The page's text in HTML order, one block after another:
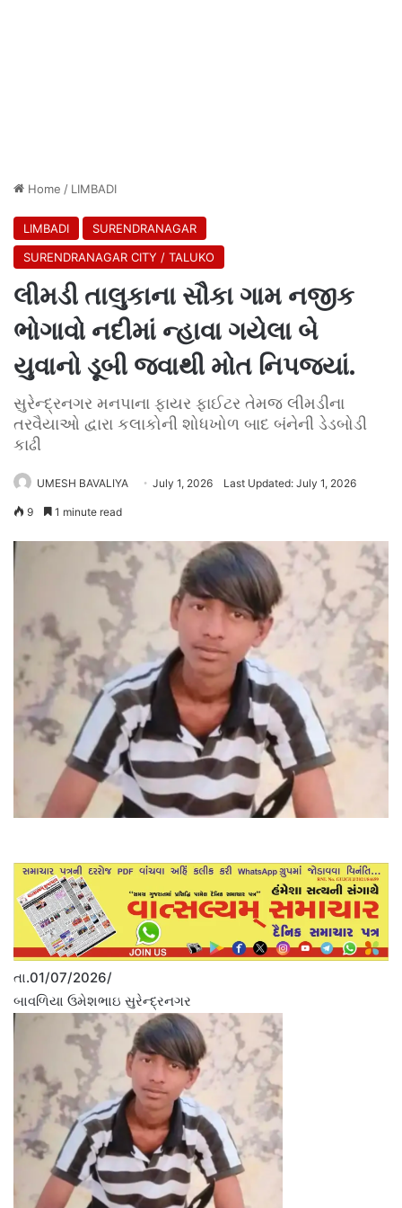
Home / LIMBADI
LIMBADI
SURENDRANAGAR
SURENDRANAGAR CITY / TALUKO
લીમડી તાલુકાના સૌકા ગામ નજીક
ભોગાવો નદીમાં ન્હાવા ગયેલા બે
યુવાનો ડૂબી જવાથી મોત નિપજ્યાં.
સુરેન્દ્રનગર મનપાના ફાયર ફાઈટર તેમજ લીમડીના
તરવૈયાઓ દ્વારા કલાકોની શોધખોળ બાદ બંનેની ડેડબોડી
કાઢી
UMESH BAVALIYA July 1, 2026 Last Updated: July 1, 2026
9 1 minute read
તા.01/07/2026/
બાવળિયા ઉમેશભાઇ સુરેન્દ્રનગર